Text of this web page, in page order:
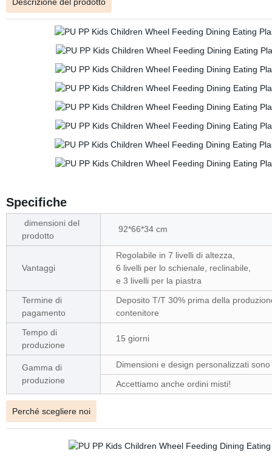
Specifiche
dimensioni del
prodotto
92*66*34 cm
Vantaggi
Regolabile in 7 livelli di altezza,
6 livelli per lo schienale, reclinabile,
e 3 livelli per la piastra
Termine di
pagamento
Deposito T/T 30% prima della
contenitore
Tempo di
produzione
15 giorni
Gamma di
produzione
Dimensioni e design personalizzati
Accettiamo anche ordini misti!
Perché scegliere noi